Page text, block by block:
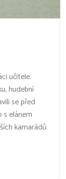
učitele.
hudební
se před
s elánem
kamarádů